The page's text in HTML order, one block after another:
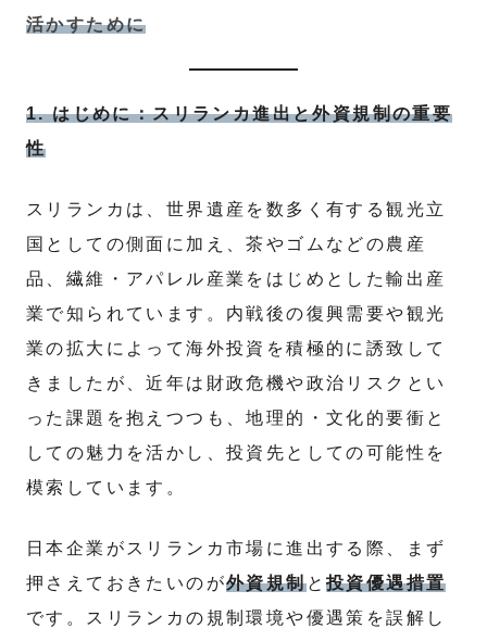
活かすために
1. はじめに：スリランカ進出と外資規制の重要
性
スリランカは、世界遺産を数多く有する観光立
国としての側面に加え、茶やゴムなどの農産
品、繊維・アパレル産業をはじめとした輸出産
業で知られています。内戦後の復興需要や観光
業の拡大によって海外投資を積極的に誘致して
きましたが、近年は財政危機や政治リスクとい
った課題を抱えつつも、地理的・文化的要衝と
しての魅力を活かし、投資先としての可能性を
模索しています。
日本企業がスリランカ市場に進出する際、まず
押さえておきたいのが外資規制と投資優遇措置
です。スリランカの規制環境や優遇策を誤解し